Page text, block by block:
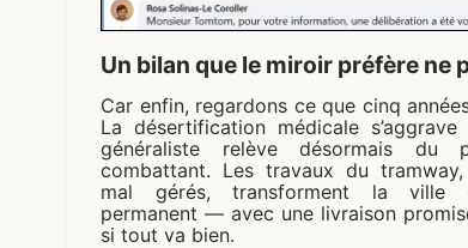
Un bilan que le miroir préfère ne
Car enfin, regardons ce que cinq
La désertification médicale
généraliste relève désormais du
combattant. Les travaux du
mal gérés, transforment la ville
permanent — avec une livraison
si tout va bien.